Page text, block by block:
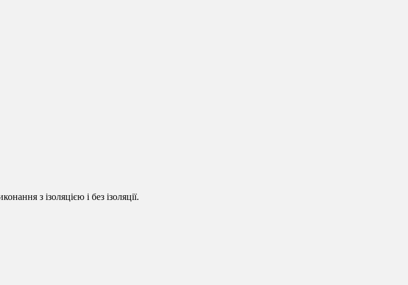
з ізоляцією і без ізоляції.